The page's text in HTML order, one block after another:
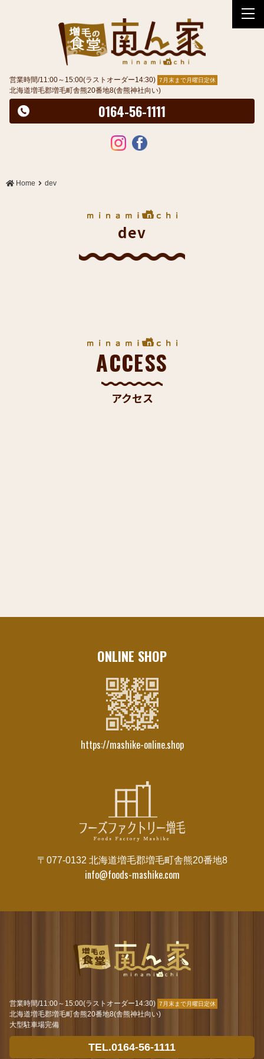
営業時間/11:00～15:00(ラストオーダー14:30) 7月末まで月曜日定休
北海道増毛郡増毛町舎熊20番地8(舎熊神社向い)
0164-56-1111
Home dev
dev
ACCESS
アクセス
ONLINE SHOP
https://mashike-online.shop
〒077-0132 北海道増毛郡増毛町舎熊20番地8
info@foods-mashike.com
営業時間/11:00～15:00(ラストオーダー14:30) 7月末まで月曜日定休
北海道増毛郡増毛町舎熊20番地8(舎熊神社向い)
大型駐車場完備
TEL.0164-56-1111